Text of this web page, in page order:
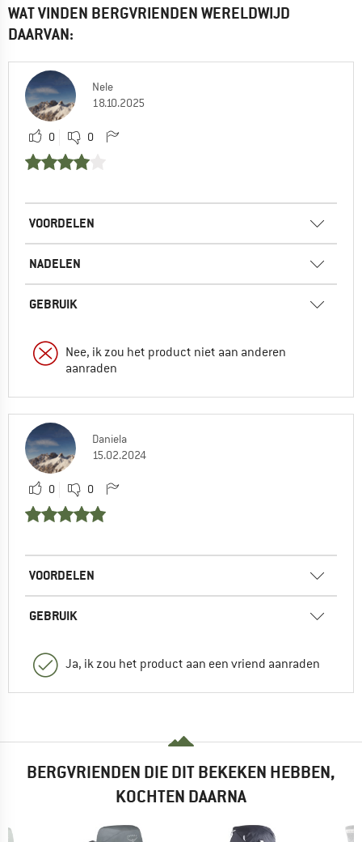
WAT VINDEN BERGVRIENDEN WERELDWIJD
DAARVAN:
Nele
18.10.2025
0 0
VOORDELEN
NADELEN
GEBRUIK
Nee, ik zou het product niet aan anderen
aanraden
Daniela
15.02.2024
0 0
VOORDELEN
GEBRUIK
Ja, ik zou het product aan een vriend aanraden
BERGVRIENDEN DIE DIT BEKEKEN HEBBEN,
KOCHTEN DAARNA